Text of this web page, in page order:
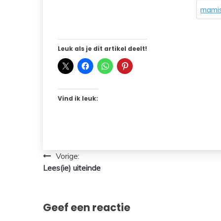
Leuk als je dit artikel deelt!
Vind ik leuk:
Bericht
navigatie
Vorige:
Lees(ie) uiteinde
Geef een reactie